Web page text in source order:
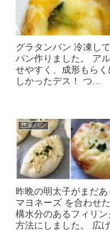
グラタンパン 冷凍し
パン作りました。 ア
せやすく、成形もら
しかったデス！ つ...
惣菜パン
昨晩の明太子がまだ
マヨネーズ を合わせ
構水分のあるフィリ
方法にしました。 広